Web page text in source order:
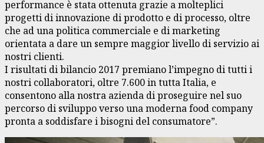
performance è stata ottenuta grazie a molteplici
progetti di innovazione di prodotto e di processo, oltre
che ad una politica commerciale e di marketing
orientata a dare un sempre maggior livello di servizio ai
nostri clienti.
I risultati di bilancio 2017 premiano l’impegno di tutti i
nostri collaboratori, oltre 7.600 in tutta Italia, e
consentono alla nostra azienda di proseguire nel suo
percorso di sviluppo verso una moderna food company
pronta a soddisfare i bisogni del consumatore”.